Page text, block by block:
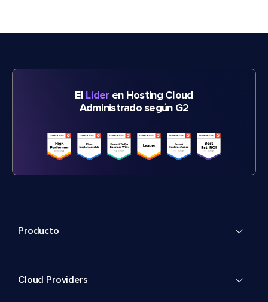
El Líder en Hosting Cloud
Administrado según G2
Producto
Cloud Providers